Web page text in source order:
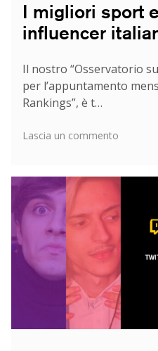
I migliori sport
influencer
Il nostro “Osservatorio
per l’appuntamento
Rankings”, è t…
Lascia un commento
sport
e
italiani
su